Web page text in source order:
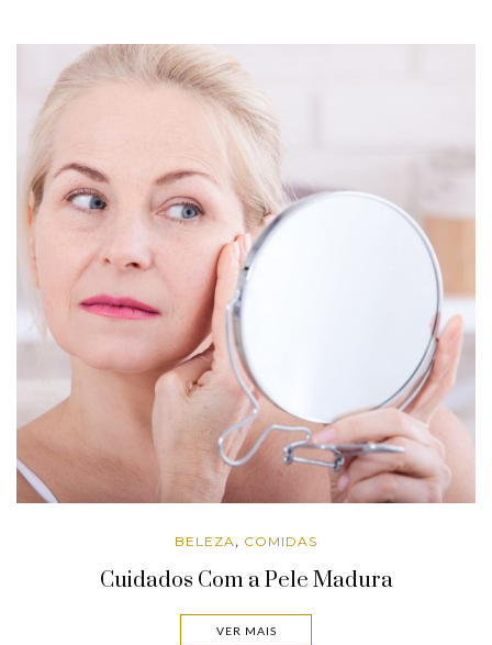
BELEZA, COMIDAS
Cuidados Com a Pele Madura
VER MAIS